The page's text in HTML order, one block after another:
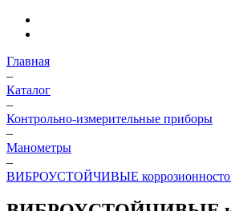
Главная
–
Каталог
–
Контрольно-измерительные приборы
–
Манометры
–
ВИБРОУСТОЙЧИВЫЕ